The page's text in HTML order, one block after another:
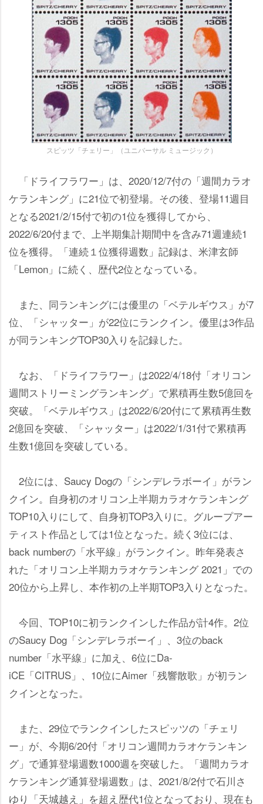
スピッツ「チェリー」（ユニバーサル ミュージック）
「ドライフラワー」は、2020/12/7付の「週間カラオ
ケランキング」に21位で初登場。その後、登場11週目
となる2021/2/15付で初の1位を獲得してから、
2022/6/20付まで、上半期集計期間中を含み71週連続1
位を獲得。「連続１位獲得週数」記録は、米津玄師
「Lemon」に続く、歴代2位となっている。
また、同ランキングには優里の「ベテルギウス」が7
位、「シャッター」が22位にランクイン。優里は3作品
が同ランキングTOP30入りを記録した。
なお、「ドライフラワー」は2022/4/18付「オリコン
週間ストリーミングランキング」で累積再生数5億回を
突破。「ベテルギウス」は2022/6/20付にて累積再生数
2億回を突破、「シャッター」は2022/1/31付で累積再
生数1億回を突破している。
2位には、Saucy Dogの「シンデレラボーイ」がラン
クイン。自身初のオリコン上半期カラオケランキング
TOP10入りにして、自身初TOP3入りに。グループアー
ティスト作品としては1位となった。続く3位には、
back numberの「水平線」がランクイン。昨年発表さ
れた「オリコン上半期カラオケランキング 2021」での
20位から上昇し、本作初の上半期TOP3入りとなった。
今回、TOP10に初ランクインした作品が計4作。2位
のSaucy Dog「シンデレラボーイ」、3位のback
number「水平線」に加え、6位にDa-
iCE「CITRUS」、10位にAimer「残響散歌」が初ラン
クインとなった。
また、29位でランクインしたスピッツの「チェリ
ー」が、今期6/20付「オリコン週間カラオケランキン
グ」で通算登場週数1000週を突破した。「週間カラオ
ケランキング通算登場週数」は、2021/8/2付で石川さ
ゆり「天城越え」を超え歴代1位となっており、現在も